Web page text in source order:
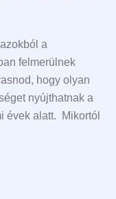
a
felmerülnek
hogy olyan
nyújthatnak a
évek alatt. Mikortól